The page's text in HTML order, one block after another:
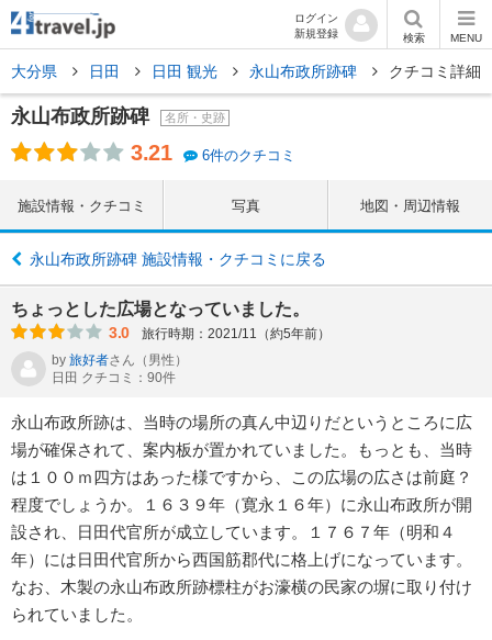
ログイン
新規登録
検索 MENU
大分県 日田 日田 観光 永山布政所跡碑 クチコミ詳細
永山布政所跡碑 名所・史跡
3.21 6件のクチコミ
施設情報・クチコミ 写真 地図・周辺情報
永山布政所跡碑 施設情報・クチコミに戻る
ちょっとした広場となっていました。
3.0
旅行時期：2021/11（約5年前）
by 旅好者さん （男性）
日田 クチコミ：90件
永山布政所跡は、当時の場所の真ん中辺りだというところに広
場が確保されて、案内板が置かれていました。もっとも、当時
は１００ｍ四方はあった様ですから、この広場の広さは前庭？
程度でしょうか。１６３９年（寛永１６年）に永山布政所が開
設され、日田代官所が成立しています。１７６７年（明和４
年）には日田代官所から西国筋郡代に格上げになっています。
なお、木製の永山布政所跡標柱がお濠横の民家の塀に取り付け
られていました。